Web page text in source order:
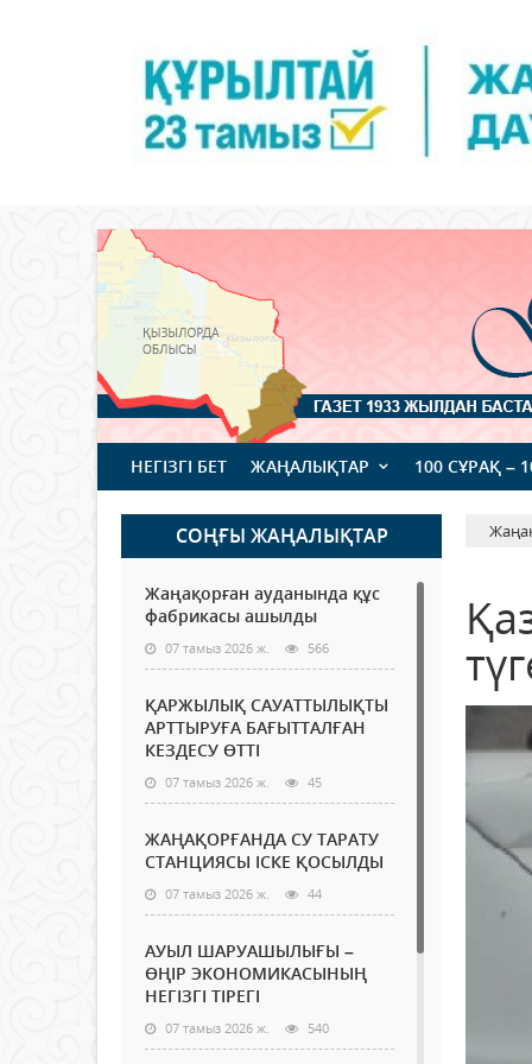
НЕГІЗГІ БЕТ ЖАҢАЛЫҚТАР 100 СҰРАҚ –
СОҢҒЫ ЖАҢАЛЫҚТАР
Жаңақорған ауданында құс
фабрикасы ашылды
07 тамыз 2026 ж. 566
ҚАРЖЫЛЫҚ САУАТТЫЛЫҚТЫ
АРТТЫРУҒА БАҒЫТТАЛҒАН
КЕЗДЕСУ ӨТТІ
07 тамыз 2026 ж. 45
ЖАҢАҚОРҒАНДА СУ ТАРАТУ
СТАНЦИЯСЫ ІСКЕ ҚОСЫЛДЫ
07 тамыз 2026 ж. 44
АУЫЛ ШАРУАШЫЛЫҒЫ –
ӨҢІР ЭКОНОМИКАСЫНЫҢ
НЕГІЗГІ ТІРЕГІ
07 тамыз 2026 ж. 540